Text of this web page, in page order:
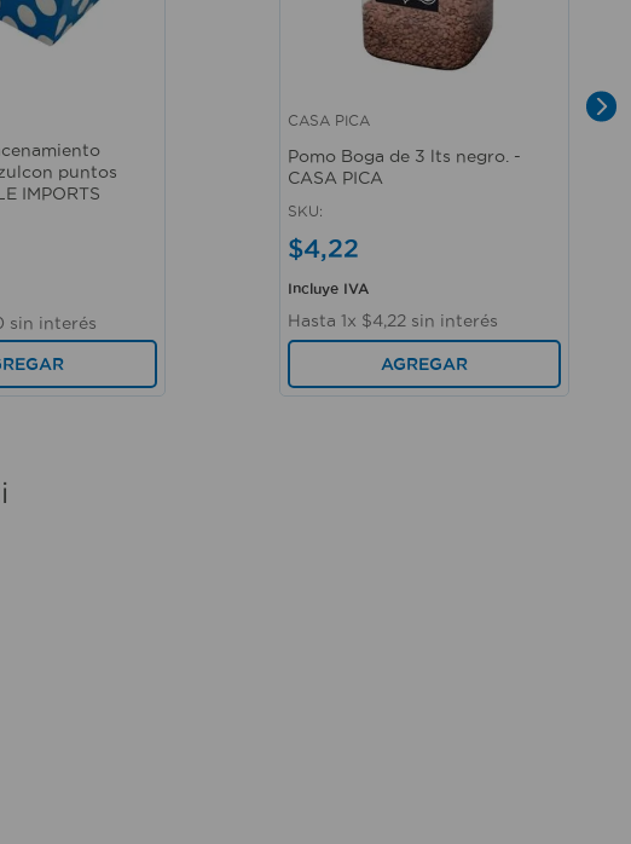
puntos
IMPORTS
sin interés
Vista rápida
CASA PICA
Pomo Boga de 3 lts negro. -
CASA PICA
SKU:
$4,22
Incluye IVA
Hasta 1x $4,22 sin interés
AGREGAR